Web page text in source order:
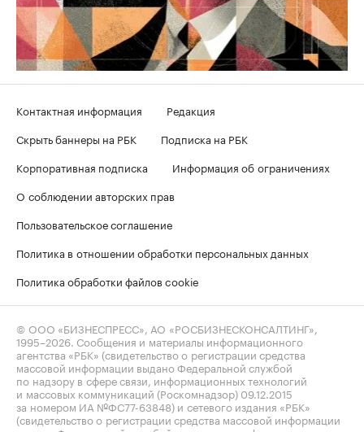
Контактная информация
Редакция
Скрыть баннеры на РБК
Подписка на РБК
Корпоративная подписка
Информация об ограничениях
О соблюдении авторских прав
Пользовательское соглашение
Политика в отношении обработки персональных данных
Политика обработки файлов cookie
© ООО «БИЗНЕСПРЕСС», АО «РОСБИЗНЕСКОНСАЛТИНГ»,
1995–2026 . Сообщения и материалы информационного
агентства «РБК» (свидетельство о регистрации средства
массовой информации выдано Федеральной службой
по надзору в сфере связи, информационных технологий
и массовых коммуникаций (Роскомнадзор) 09.12.2015
за номером ИА №ФС77-63848) и сетевого издания «РБК»
(свидетельство о регистрации средства массовой информации